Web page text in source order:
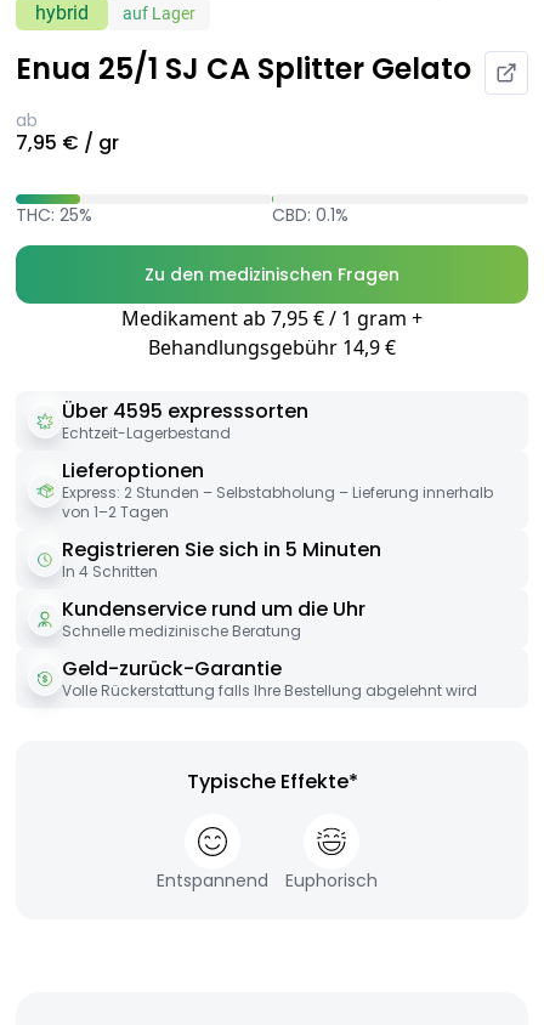
hybrid auf Lager
Enua 25/1 SJ CA Splitter Gelato
ab
7,95 € / gr
THC: 25% CBD: 0.1%
Zu den medizinischen Fragen
Medikament ab 7,95 € / 1 gram +
Behandlungsgebühr 14,9 €
Über 4595 expresssorten
Echtzeit-Lagerbestand
Lieferoptionen
Express: 2 Stunden – Selbstabholung – Lieferung innerhalb
von 1–2 Tagen
Registrieren Sie sich in 5 Minuten
In 4 Schritten
Kundenservice rund um die Uhr
Schnelle medizinische Beratung
Geld-zurück-Garantie
Volle Rückerstattung falls Ihre Bestellung abgelehnt wird
Typische Effekte*
Entspannend Euphorisch